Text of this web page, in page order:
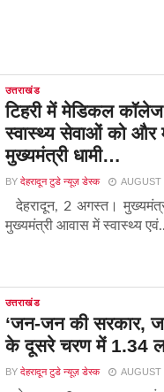
उत्तराखंड
टिहरी में मेडिकल
स्वास्थ्य सेवाओं को और
मुख्यमंत्री धामी…
BY देहरादून टुडे न्यूज़ डेस्क AUGUST
देहरादून, 2 अगस्त।
मुख्यमंत्री आवास में स्वास्थ्य
उत्तराखंड
‘जन-जन की सरकार,
के दूसरे चरण में 1.34
BY देहरादून टुडे न्यूज़ डेस्क AUGUST